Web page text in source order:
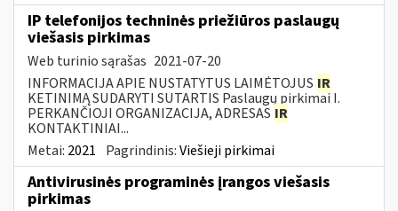
IP telefonijos techninės priežiūros paslaugų
viešasis pirkimas
Web turinio sąrašas 2021-07-20
INFORMACIJA APIE NUSTATYTUS LAIMĖTOJUS IR
KETINIMĄ SUDARYTI SUTARTIS Paslaugų pirkimai I.
PERKANČIOJI ORGANIZACIJA, ADRESAS IR
KONTAKTINIAI...
Metai: 2021 Pagrindinis:Viešieji pirkimai
Antivirusinės programinės įrangos viešasis
pirkimas